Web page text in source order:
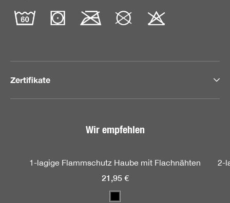
Zertifikate
Wir empfehlen
1-lagige Flammschutz Haube mit Flachnähten
21,95 €
2-